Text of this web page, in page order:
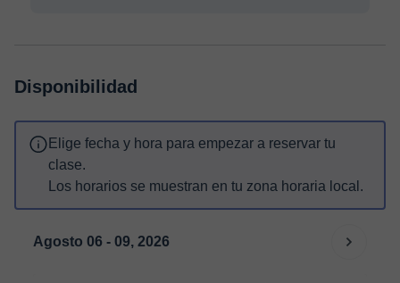
Disponibilidad
Elige fecha y hora para empezar a reservar tu
clase.
Los horarios se muestran en tu zona horaria local.
Agosto 06 - 09, 2026